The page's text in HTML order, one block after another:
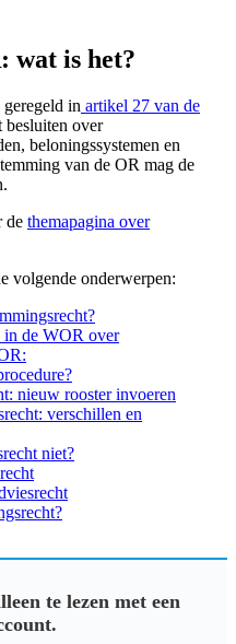
wat is het?
in artikel 27 van de
besluiten over
beloningssystemen en
van de OR mag de
de themapagina over
volgende onderwerpen:
in de WOR over
nieuw rooster invoeren
verschillen en
niet?
te lezen met een